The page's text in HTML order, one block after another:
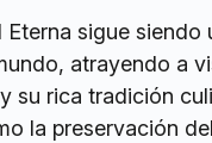
sigue
atrayendo a
su rica tradición
la preservación